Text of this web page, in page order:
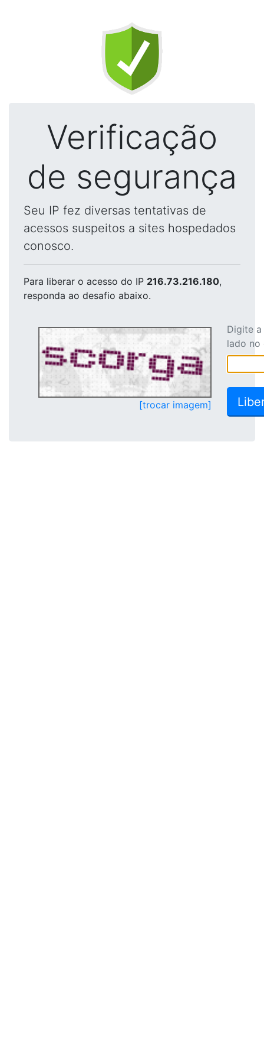
Verificação
de segurança
Seu IP fez diversas tentativas de
acessos suspeitos a sites hospedados
conosco.
Para liberar o acesso do IP 216.73.216.180,
responda ao desafio abaixo.
[trocar imagem]
Digite
lado no